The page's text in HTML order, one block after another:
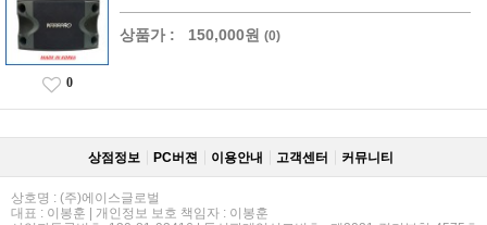
상품가 : 150,000원 (0)
0
상점정보 PC버젼 이용안내 고객센터 커뮤니티
상호명 : (주)에이스글로벌
대표 : 이봉훈 | 개인정보 보호 책임자 : 이봉훈